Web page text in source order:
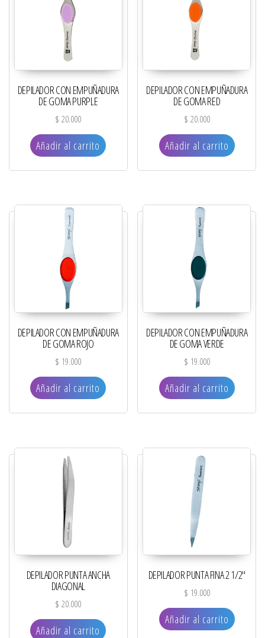
DEPILADOR CON EMPUÑADURA
DE GOMA PURPLE
$ 20.000
Añadir al carrito
DEPILADOR CON EMPUÑADURA
DE GOMA RED
$ 20.000
Añadir al carrito
DEPILADOR CON EMPUÑADURA
DE GOMA ROJO
$ 19.000
Añadir al carrito
DEPILADOR CON EMPUÑADURA
DE GOMA VERDE
$ 19.000
Añadir al carrito
DEPILADOR PUNTA ANCHA
DIAGONAL
$ 20.000
Añadir al carrito
DEPILADOR PUNTA FINA 2 1/2″
$ 19.000
Añadir al carrito